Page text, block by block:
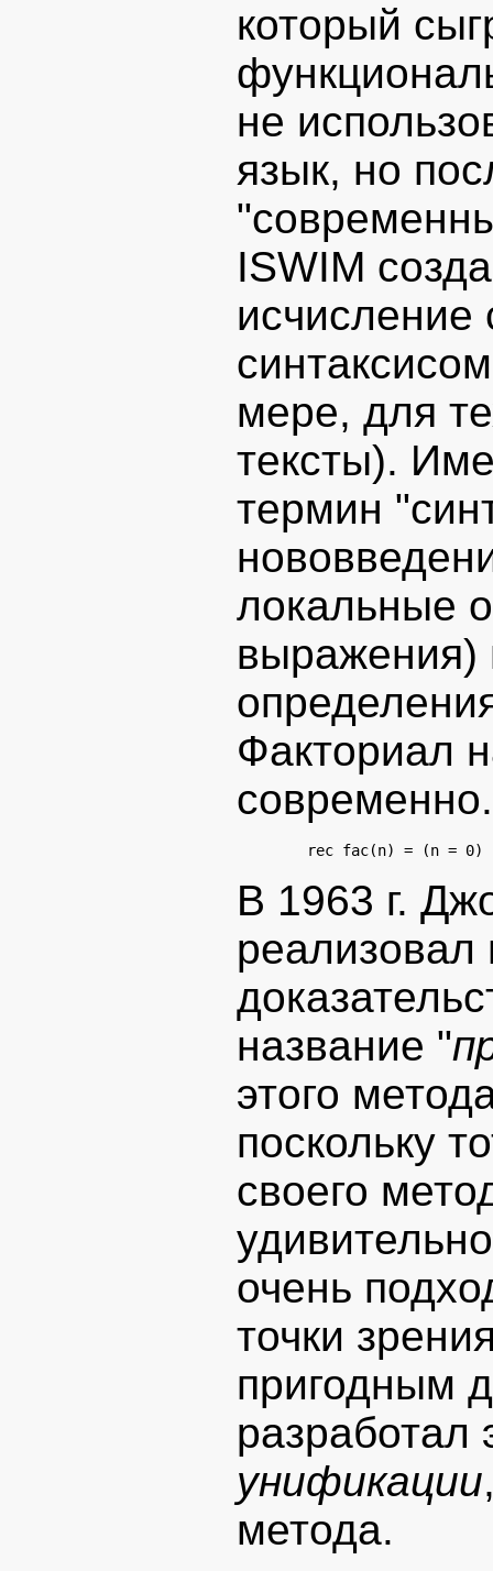
который
не
язык, но
ISWIM
мере, для
тексты).
термин
локальные
выражения)
Факториал
современно.
В 1963 г.
реализовал
название "
этого
поскольку
своего
очень
точки
пригодным
унификации
метода.